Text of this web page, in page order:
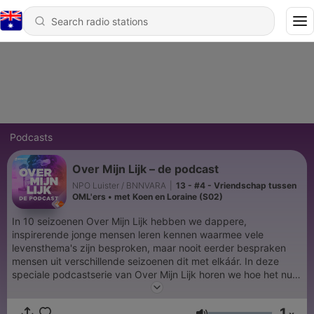
Podcasts
Over Mijn Lijk – de podcast
NPO Luister / BNNVARA
13 - #4 - Vriendschap tussen
OML'ers • met Koen en Loraine (S02)
In 10 seizoenen Over Mijn Lijk hebben we dappere,
inspirerende jonge mensen leren kennen waarmee vele
levensthema's zijn besproken, maar nooit eerder bespraken
mensen uit verschillende seizoenen dit met elkáár. In deze
speciale podcastserie van Over Mijn Lijk horen we hoe het nu
met iedereen is maar komen ook deelnemers en nabestaanden